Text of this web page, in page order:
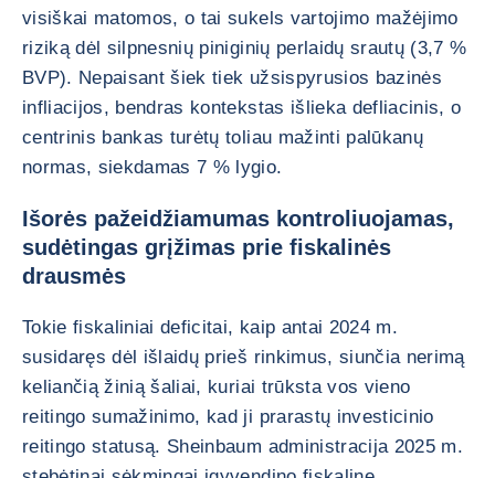
visiškai matomos, o tai sukels vartojimo mažėjimo
riziką dėl silpnesnių piniginių perlaidų srautų (3,7 %
BVP). Nepaisant šiek tiek užsispyrusios bazinės
infliacijos, bendras kontekstas išlieka defliacinis, o
centrinis bankas turėtų toliau mažinti palūkanų
normas, siekdamas 7 % lygio.
Išorės pažeidžiamumas kontroliuojamas,
sudėtingas grįžimas prie fiskalinės
drausmės
Tokie fiskaliniai deficitai, kaip antai 2024 m.
susidaręs dėl išlaidų prieš rinkimus, siunčia nerimą
keliančią žinią šaliai, kuriai trūksta vos vieno
reitingo sumažinimo, kad ji prarastų investicinio
reitingo statusą. Sheinbaum administracija 2025 m.